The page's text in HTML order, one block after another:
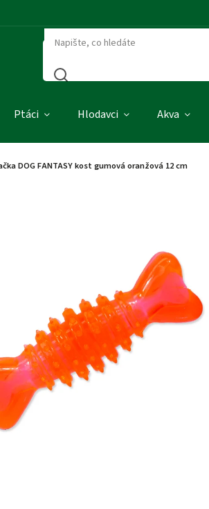
Ptáci Hlodavci Akva
DOG FANTASY kost gumová oranžová 12 cm